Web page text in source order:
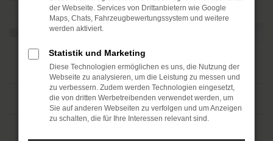
der Webseite. Services von Drittanbietern wie Google
Maps, Chats, Fahrzeugbewertungssystem und weitere
werden aktiviert.
Statistik und Marketing
Diese Technologien ermöglichen es uns, die Nutzung der
Webseite zu analysieren, um die Leistung zu messen und
zu verbessern. Zudem werden Technologien eingesetzt,
die von dritten Werbetreibenden verwendet werden, um
Sie auf anderen Webseiten zu verfolgen und um Anzeigen
zu schalten, die für Ihre Interessen relevant sind.